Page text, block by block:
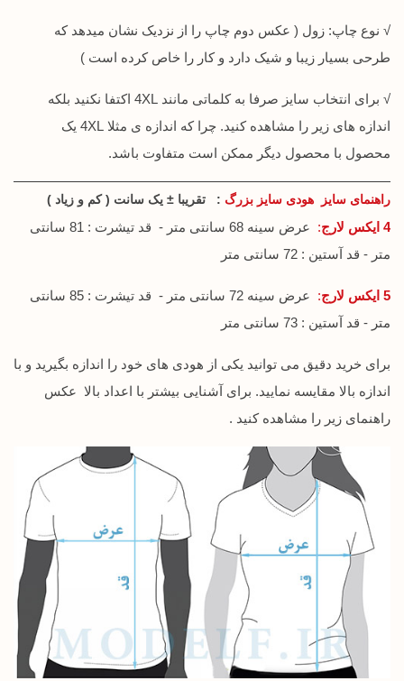
√ نوع چاپ: زول ( عکس دوم چاپ را از نزدیک نشان میدهد که
طرحی بسیار زیبا و شیک دارد و کار را خاص کرده است )
√ برای انتخاب سایز صرفا به کلماتی مانند 4XL اکتفا نکنید بلکه
اندازه های زیر را مشاهده کنید. چرا که اندازه ی مثلا 4XL یک
محصول با محصول دیگر ممکن است متفاوت باشد.
راهنمای سایز هودی سایز بزرگ : تقریبا ± یک سانت ( کم و زیاد )
4 ایکس لارج :
عرض سینه 68 سانتی متر - قد تیشرت : 81 سانتی
متر - قد آستین : 72 سانتی متر
5 ایکس لارج :
عرض سینه 72 سانتی متر - قد تیشرت : 85 سانتی
متر - قد آستین : 73 سانتی متر
برای خرید دقیق می توانید یکی از هودی های خود را اندازه بگیرید و با
اندازه بالا مقایسه نمایید. برای آشنایی بیشتر با اعداد بالا عکس
راهنمای زیر را مشاهده کنید .